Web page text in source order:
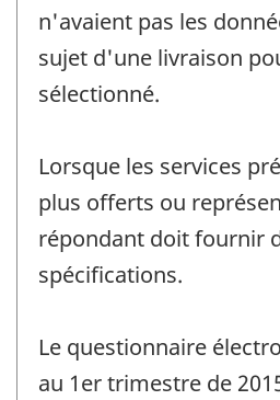
n'avaient pas les
sujet d'une livraison
sélectionné.
Lorsque les services
plus offerts ou
répondant doit fournir
spécifications.
Le questionnaire
au 1er trimestre de